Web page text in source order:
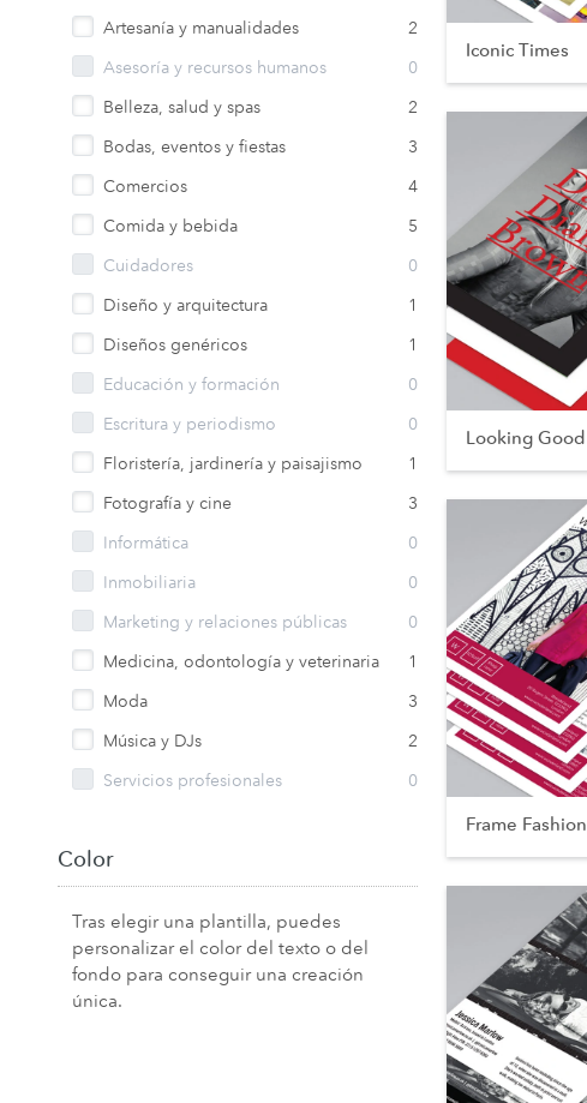
Artesanía y manualidades
2
Asesoría y recursos humanos
0
Belleza, salud y spas
2
Bodas, eventos y fiestas
3
Comercios
4
Comida y bebida
5
Cuidadores
0
Diseño y arquitectura
1
Diseños genéricos
1
Educación y formación
0
Escritura y periodismo
0
Floristería, jardinería y paisajismo
1
Fotografía y cine
3
Informática
0
Inmobiliaria
0
Marketing y relaciones públicas
0
Medicina, odontología y veterinaria
1
Moda
3
Música y DJs
2
Servicios profesionales
0
Color
Tras elegir una plantilla, puedes
personalizar el color del texto o del
fondo para conseguir una creación
única.
Iconic Times
Looking Good
Frame Fashion